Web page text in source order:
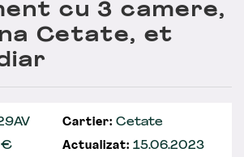
cu 3 camere,
Cetate, et
Cartier: Cetate
€ Actualizat: 15.06.2023